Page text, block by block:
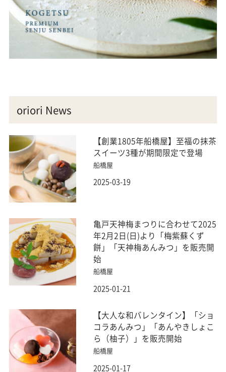
oriori News
【創業1805年船橋屋】至福の抹茶
スイーツ3種が期間限定で登場
船橋屋
2025-03-19
亀戸天神梅まつりに合わせて2025
年2月2日(日)より「梅紫蘇くず
餅」「天神梅あんみつ」を販売開
始
船橋屋
2025-01-21
【大人な和バレンタイン】「ショ
コラあんみつ」「あんやきしょこ
ら（柚子）」を販売開始
船橋屋
2025-01-17